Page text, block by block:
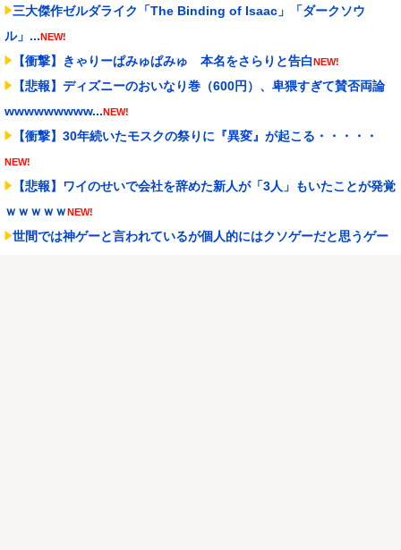
三大傑作ゼルダライク「The Binding of Isaac」「ダークソウ
ル」...NEW!
【衝撃】きゃりーぱみゅぱみゅ 本名をさらりと告白NEW!
【悲報】ディズニーのおいなり巻（600円）、卑猥すぎて賛否両論
wwwwwwwww...NEW!
【衝撃】30年続いたモスクの祭りに『異変』が起こる・・・・・
NEW!
【悲報】ワイのせいで会社を辞めた新人が「3人」もいたことが発覚
ｗｗｗｗｗNEW!
世間では神ゲーと言われているが個人的にはクソゲーだと思うゲー